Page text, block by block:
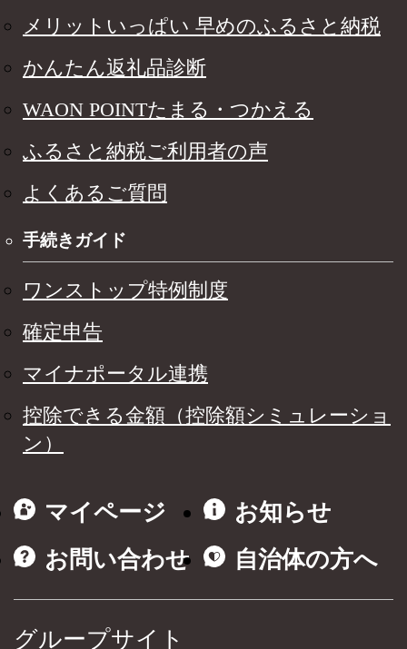
メリットいっぱい 早めのふるさと納税
かんたん返礼品診断
WAON POINTたまる・つかえる
ふるさと納税ご利用者の声
よくあるご質問
手続きガイド
ワンストップ特例制度
確定申告
マイナポータル連携
控除できる金額（控除額シミュレーショ
ン）
マイページ
お知らせ
お問い合わせ
自治体の方へ
グループサイト